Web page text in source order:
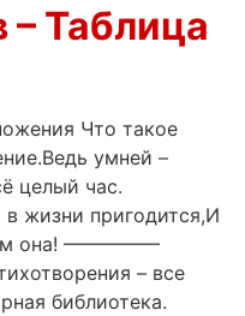
– Таблица
Что такое
умней –
целый час.
жизни пригодится,И
она! —————
– все
библиотека.